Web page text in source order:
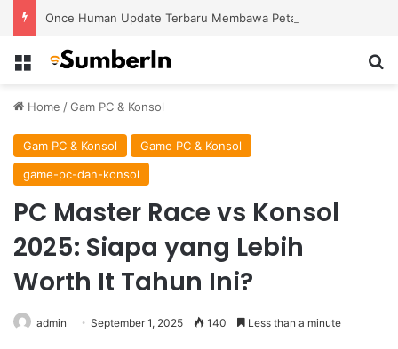
Menu
Home /Gam PC & Konsol
Gam PC & Konsol
Game PC & Konsol
game-pc-dan-konsol
PC Master Race vs Konsol
2025: Siapa yang Lebih
Worth It Tahun Ini?
admin September 1, 2025 140 Less than a minute